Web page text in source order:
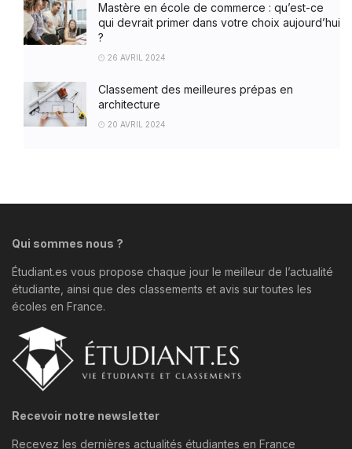
Mastère en école de commerce : qu’est-ce
qui devrait primer dans votre choix aujourd’hui
?
26 AVRIL 2024
Classement des meilleures prépas en
architecture
20 AVRIL 2024
Qui sommes nous ?
Étudiant.es vous propose chaque jour le meilleur de l’actualité
étudiante, ainsi que des classements et avis sur toutes les
écoles en France.
Recevoir notre newsletter
Recevez les dernières actualités étudiantes en France